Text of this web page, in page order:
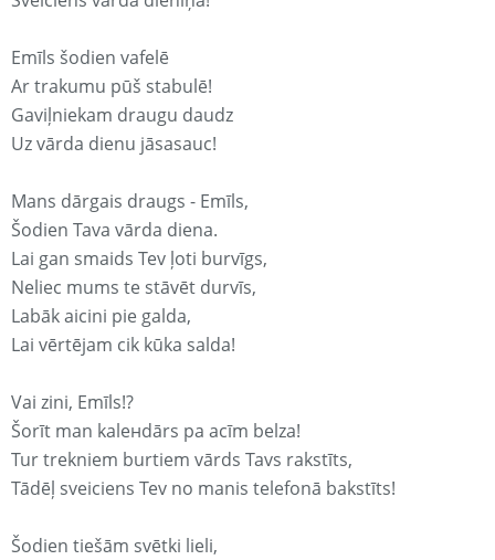
Emīls šodien vafelē
Ar trakumu pūš stabulē!
Gaviļniekam draugu daudz
Uz vārda dienu jāsasauc!
Mans dārgais draugs - Emīls,
Šodien Tava vārda diena.
Lai gan smaids Tev ļoti burvīgs,
Neliec mums te stāvēt durvīs,
Labāk aicini pie galda,
Lai vērtējam cik kūka salda!
Vai zini, Emīls!?
Šorīt man kaleнdārs pa acīm belza!
Tur trekniem burtiem vārds Tavs rakstīts,
Tādēļ sveiciens Tev no manis telefonā bakstīts!
Šodien tiešām svētki lieli,